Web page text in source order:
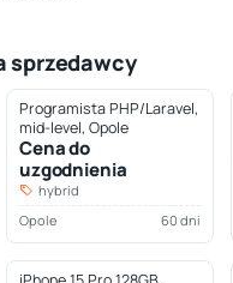
sprzedawcy
Programista PHP/Laravel,
mid-level, Opole
Cena do
uzgodnienia
hybrid
Opole
60 dni